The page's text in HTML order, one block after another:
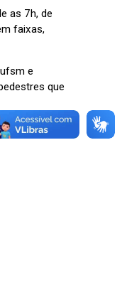
as 7h, de
faixas,
e
que